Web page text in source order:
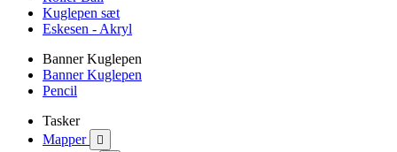
Kuglepen sæt
Eskesen - Akryl
Banner Kuglepen
Banner Kuglepen
Pencil
Tasker
Mapper
